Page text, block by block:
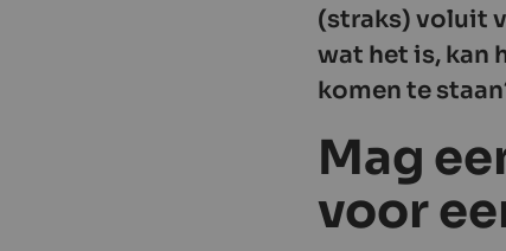
(straks) voluit
wat het is, kan
komen te
Mag
voor